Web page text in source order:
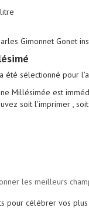
Gimonnet Gonet
été sélectionné pour
Millésimée est
soit l'imprimer ,
les meilleurs
pour célébrer vos